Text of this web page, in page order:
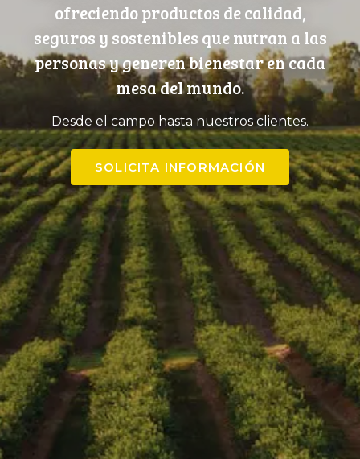
ofreciendo productos de calidad,
seguros y sostenibles que nutran a las
personas y generen bienestar en cada
mesa del mundo.
Desde el campo hasta nuestros clientes.
SOLICITA INFORMACIÓN